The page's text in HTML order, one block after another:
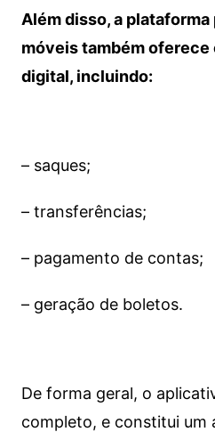
Além disso, a
móveis também oferece
digital, incluindo:
– saques;
– transferências;
– pagamento de contas;
– geração de boletos.
De forma geral, o
completo, e constitui um